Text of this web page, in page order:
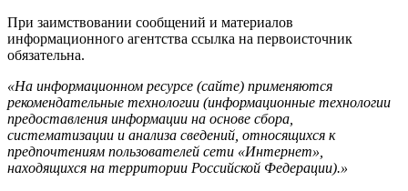
При заимствовании сообщений и материалов
информационного агентства ссылка на первоисточник
обязательна.
«На информационном ресурсе (сайте) применяются
рекомендательные технологии (информационные технологии
предоставления информации на основе сбора,
систематизации и анализа сведений, относящихся к
предпочтениям пользователей сети «Интернет»,
находящихся на территории Российской Федерации).»